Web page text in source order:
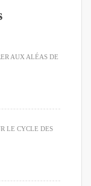
AUX ALÉAS DE
LE CYCLE DES